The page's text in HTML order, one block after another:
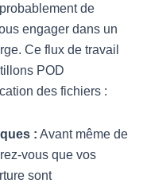
de
engager dans un
Ce flux de travail
POD
des fichiers :
: Avant même de
vous que vos
sont